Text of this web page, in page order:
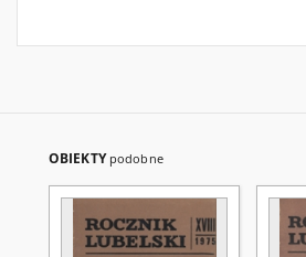
OBIEKTY podobne